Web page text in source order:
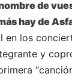
de
hay de
los
y